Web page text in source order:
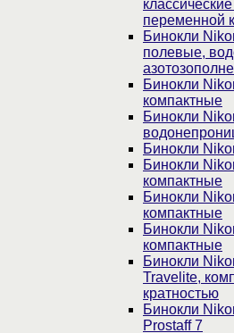
переменной
Бинокли
полевые,
Бинокли
компактные
Бинокли
Бинокли
Бинокли
компактные
Бинокли
компактные
Бинокли
компактные
Бинокли
Travelite,
кратностью
Бинокли
Prostaff 7